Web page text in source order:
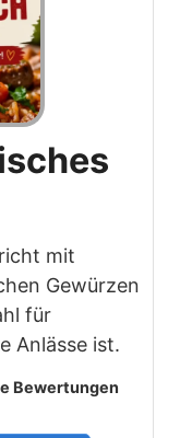
mit
Gewürzen
für
Anlässe ist.
Bewertungen